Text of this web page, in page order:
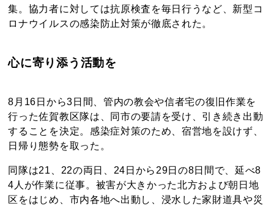
集。協力者に対しては抗原検査を毎日行うなど、新型コ
ロナウイルスの感染防止対策が徹底された。
心に寄り添う活動を
8月16日から3日間、管内の教会や信者宅の復旧作業を
行った佐賀教区隊は、同市の要請を受け、引き続き出動
することを決定。感染症対策のため、宿営地を設けず、
日帰り態勢を取った。
同隊は21、22の両日、24日から29日の8日間で、延べ8
4人が作業に従事。被害が大きかった北方および朝日地
区をはじめ、市内各地へ出動し、浸水した家財道具や災